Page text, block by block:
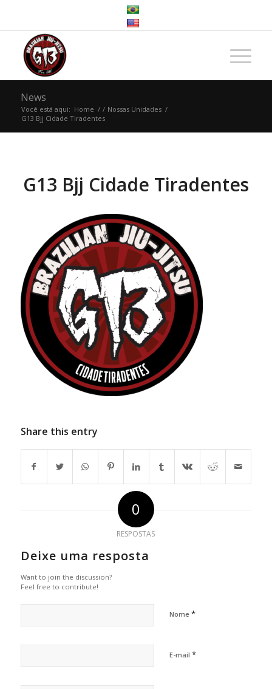
News
Você está aqui: Home / / Nossas Unidades /
G13 Bjj Cidade Tiradentes
G13 Bjj Cidade Tiradentes
Share this entry
0
RESPOSTAS
Deixe uma resposta
Want to join the discussion?
Feel free to contribute!
Nome *
E-mail *